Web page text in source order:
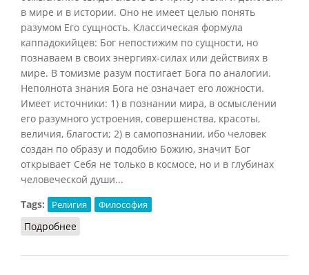
в мире и в истории. Оно не имеет целью понять
разумом Его сущность. Классическая формула
каппадокийцев: Бог непостижим по сущности, но
познаваем в своих энергиях-силах или действиях в
мире. В томизме разум постигает Бога по аналогии.
Неполнота знания Бога не означает его ложности.
Имеет источники: 1) в познании мира, в осмыслении
его разумного устроения, совершенства, красоты,
величия, благости; 2) в самопознании, ибо человек
создан по образу и подобию Божию, значит Бог
открывает Себя не только в космосе, но и в глубинах
человеческой души...
Tags:
Религия Философия
Подробнее